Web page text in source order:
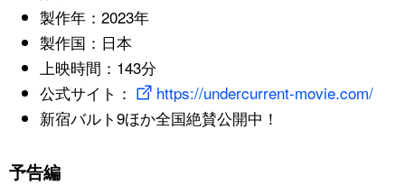
製作年：2023年
製作国：日本
上映時間：143分
公式サイト：
https://undercurrent-movie.com/
新宿バルト9ほか全国絶賛公開中！
予告編